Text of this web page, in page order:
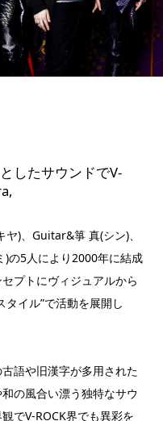
したサウンドでV-
)、Guitar&箏 真(シン)、
の5人により2000年に結成
プトにヴィジュアルから
イル”で活動を展開し
語や旧漢字が多用された
の風合い漂う独特なサウ
でV-ROCK界でも異彩を